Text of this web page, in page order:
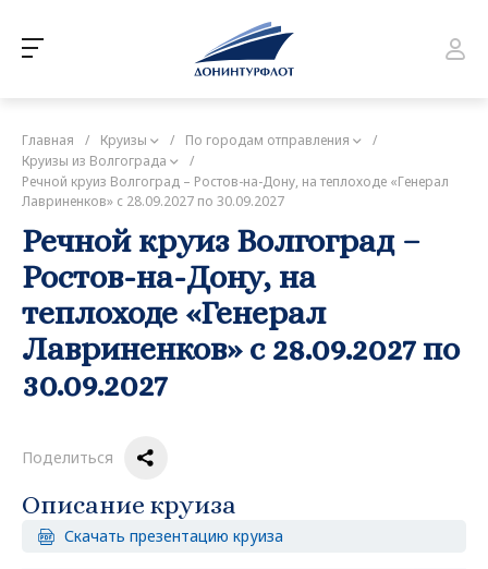
Главная / Круизы / По городам отправления
/
Круизы из Волгограда
/
Речной круиз Волгоград – Ростов-на-Дону, на теплоходе «Генерал
Лавриненков» с 28.09.2027 по 30.09.2027
Речной круиз Волгоград –
Ростов-на-Дону, на
теплоходе «Генерал
Лавриненков» с 28.09.2027 по
30.09.2027
Поделиться
Описание круиза
Скачать презентацию круиза